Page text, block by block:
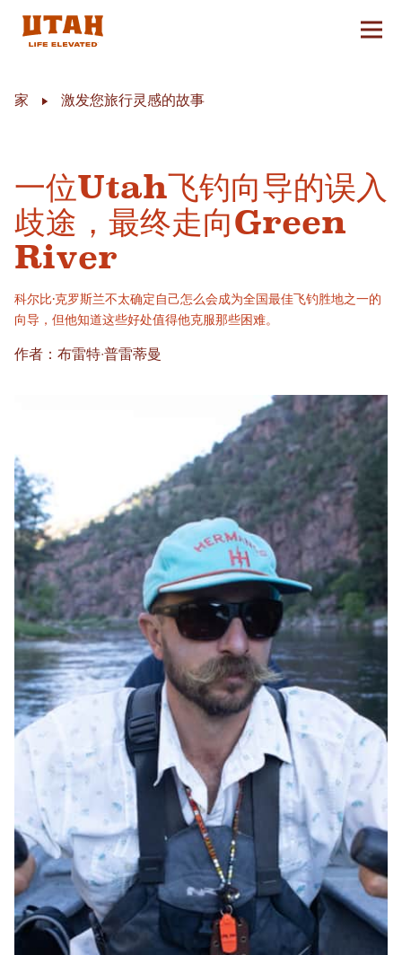
切换
家 激发您旅行灵感的故事
一位Utah飞钓向导的误入
歧途，最终走向Green
River
科尔比·克罗斯兰不太确定自己怎么会成为全国最佳飞钓胜地之一的
向导，但他知道这些好处值得他克服那些困难。
作者：布雷特·普雷蒂曼